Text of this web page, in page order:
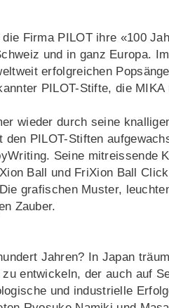
Firma PILOT ihre «100
und in ganz Europa.
erfolgreichen
PILOT-Stifte, die
wieder durch seine
PILOT-Stiften
Seine mitreissende
Ball und FriXion Ball
grafischen Muster,
Zauber.
Jahren? In Japan
entwickeln, der auch auf
und industrielle